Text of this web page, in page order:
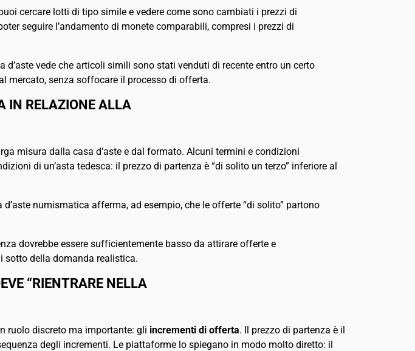
cercare lotti di tipo simile e vedere come sono cambiati i prezzi di
seguire l’andamento di monete comparabili, compresi i prezzi di
vede che articoli simili sono stati venduti di recente entro un certo
mercato, senza soffocare il processo di offerta.
IN RELAZIONE ALLA
misura dalla casa d’aste e dal formato. Alcuni termini e condizioni
di un’asta tedesca: il prezzo di partenza è “di solito un terzo” inferiore al
numismatica afferma, ad esempio, che le offerte “di solito” partono
dovrebbe essere sufficientemente basso da attirare offerte e
sotto della domanda realistica.
“RIENTRARE NELLA
ruolo discreto ma importante: gli incrementi di offerta. Il prezzo di partenza è il
degli incrementi. Le piattaforme lo spiegano in modo molto diretto: il